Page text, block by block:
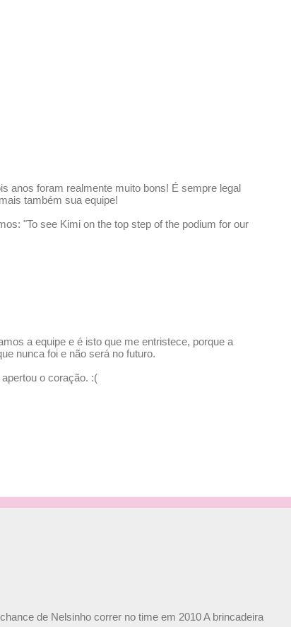
anos foram realmente muito bons! É sempre legal
também sua equipe!
"To see Kimi on the top step of the podium for our
a equipe e é isto que me entristece, porque a
nunca foi e não será no futuro.
o coração. :(
de Nelsinho correr no time em 2010 A brincadeira